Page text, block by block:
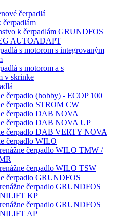
čerpadlá
čerpadlám
k čerpadlám GRUNDFOS
AUTOADAPT
s motorom s integrovaným
s motorom a s
v skrinke
čerpadlo (hobby) - ECOP 100
čerpadlo STROM CW
čerpadlo DAB NOVA
čerpadlo DAB NOVA UP
čerpadlo DAB VERTY NOVA
čerpadlo WILO
čerpadlo WILO TMW /
čerpadlo WILO TSW
čerpadlo GRUNDFOS
čerpadlo GRUNDFOS
KP
čerpadlo GRUNDFOS
AP